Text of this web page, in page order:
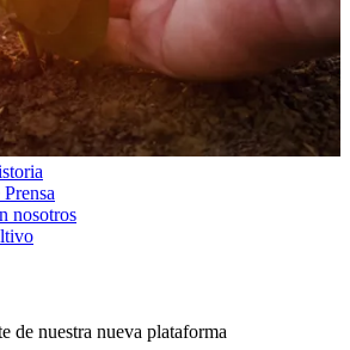
nosotros
de nuestra nueva plataforma